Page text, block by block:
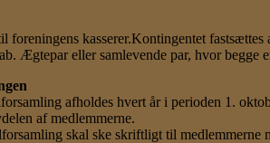
foreningens kasserer.Kontingentet
Ægtepar eller samlevende par, hvor begge
afholdes hvert år i perioden 1.
af medlemmerne.
skal ske skriftligt til medlemmerne